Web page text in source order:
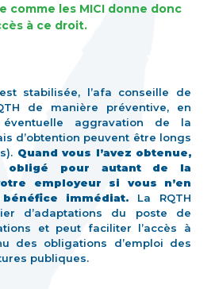
comme les MICI donne donc
à ce droit.
stabilisée, l’afa conseille de
de manière préventive, en
éventuelle aggravation de la
d’obtention peuvent être longs
Quand vous l’avez obtenue,
obligé pour autant de la
employeur si vous n’en
immédiat. La RQTH
d’adaptations du poste de
et peut faciliter l’accès à
des obligations d’emploi des
publiques.